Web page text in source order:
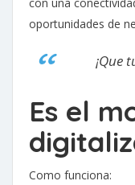
oportunidades de
¡Que
Es el
Como funciona: